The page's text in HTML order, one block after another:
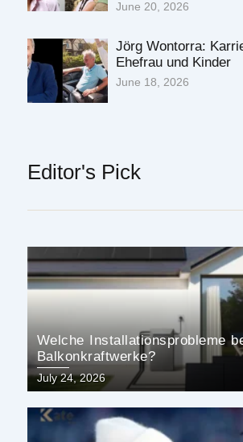
June 20, 2026
Jörg Wontorra:
Ehefrau und Kinder
June 18, 2026
Editor's Pick
Welche Installationsprobleme
Balkonkraftwerke?
Posted
on
July 24, 2026